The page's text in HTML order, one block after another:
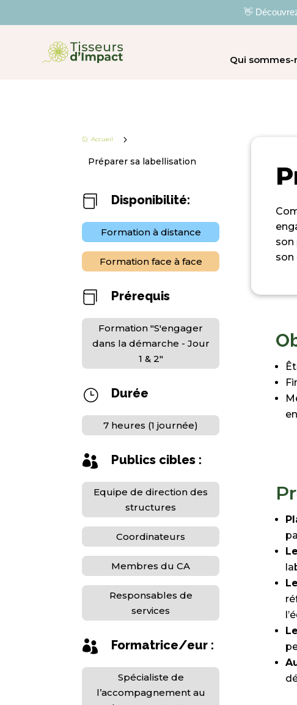
👋
Qui sommes-
 Accueil
5
Préparer sa labellisation
 Disponibilité:
Formation à distance
Formation face à face
 Prérequis
Formation "S'engager
dans la démarche - Jour
1 & 2"
} Durée
7 heures (1 journée)
 Publics cibles :
Equipe de direction des
structures
Coordinateurs
Membres du CA
Responsables de
services
 Formatrice/eur :
Spécialiste de
l’accompagnement au
son
son
en